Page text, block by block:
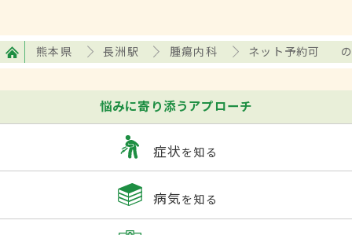
熊本県 長洲駅 腫瘍内科 ネット予約可
悩みに寄り添うアプローチ
症状を知る
病気を知る